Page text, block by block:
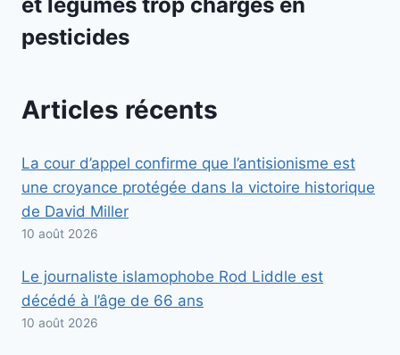
pesticides
Articles récents
La cour d’appel confirme que l’antisionisme est
une croyance protégée dans la victoire historique
de David Miller
10 août 2026
Le journaliste islamophobe Rod Liddle est
décédé à l’âge de 66 ans
10 août 2026